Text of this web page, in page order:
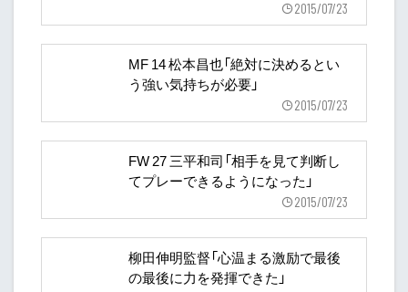
2015/07/23
MF 14 松本昌也「絶対に決めるとい
う強い気持ちが必要」
2015/07/23
FW 27 三平和司「相手を見て判断し
てプレーできるようになった」
2015/07/23
柳田伸明監督「心温まる激励で最後
の最後に力を発揮できた」